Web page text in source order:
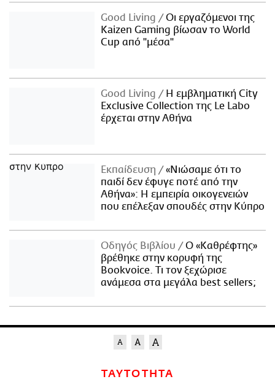
Good Living
Οι εργαζόμενοι της
Kaizen Gaming βίωσαν το World
Cup από "μέσα"
Good Living
Η εμβληματική City
Exclusive Collection της Le Labo
έρχεται στην Αθήνα
Εκπαίδευση
«Νιώσαμε ότι το
παιδί δεν έφυγε ποτέ από την
Αθήνα»: Η εμπειρία οικογενειών
που επέλεξαν σπουδές στην Κύπρο
Οδηγός Βιβλίου
Ο «Καθρέφτης»
βρέθηκε στην κορυφή της
Bookvoice. Τι τον ξεχώρισε
ανάμεσα στα μεγάλα best sellers;
ΤΑΥΤΟΤΗΤΑ